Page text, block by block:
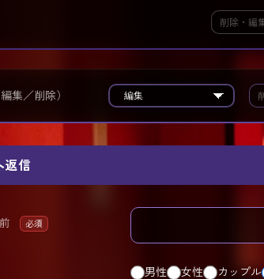
集／削除）
返信
必須
男性 女性 カップル